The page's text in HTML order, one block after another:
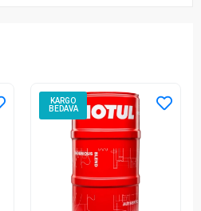
KARGO
BEDAVA